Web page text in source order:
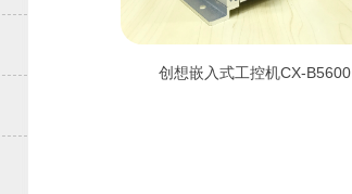
创想嵌入式工控机CX-B5600